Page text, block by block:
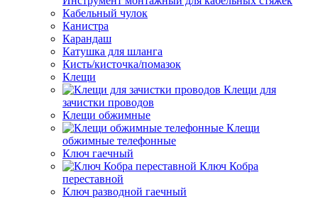
Кабельный чулок
Канистра
Карандаш
Катушка для шланга
Кисть/кисточка/помазок
Клещи
Клещи для
зачистки проводов
Клещи обжимные
Клещи
обжимные телефонные
Ключ гаечный
Ключ Кобра
переставной
Ключ разводной гаечный